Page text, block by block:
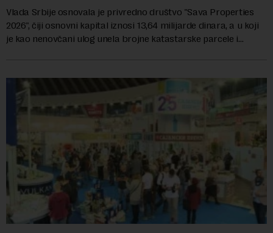
Vlada Srbije osnovala je privredno društvo "Sava Properties
2026", čiji osnovni kapital iznosi 13,64 milijarde dinara, a u koji
je kao nenovčani ulog unela brojne katastarske parcele i